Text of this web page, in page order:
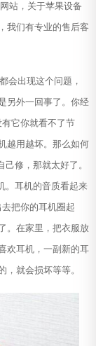
站，关于苹果设备
我们有专业的售后客
会出现这个问题，
另外一回事了。你经
它你就看不了节
越用越坏。那么如何
修，那就太好了。
。耳机的音质看起来
把你的耳机圈起
。在家里，把衣服放
欢耳机，一副新的耳
就会损坏等等。